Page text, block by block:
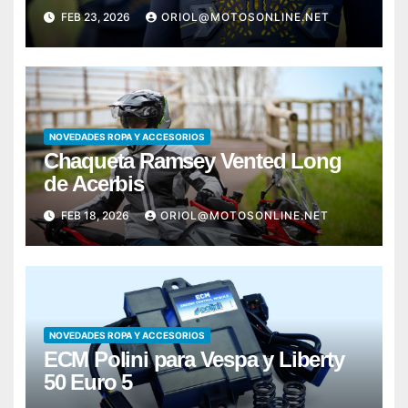
FEB 23, 2026 ORIOL@MOTOSONLINE.NET
NOVEDADES ROPA Y ACCESORIOS
Chaqueta Ramsey Vented Long
de Acerbis
FEB 18, 2026 ORIOL@MOTOSONLINE.NET
NOVEDADES ROPA Y ACCESORIOS
ECM Polini para Vespa y Liberty
50 Euro 5